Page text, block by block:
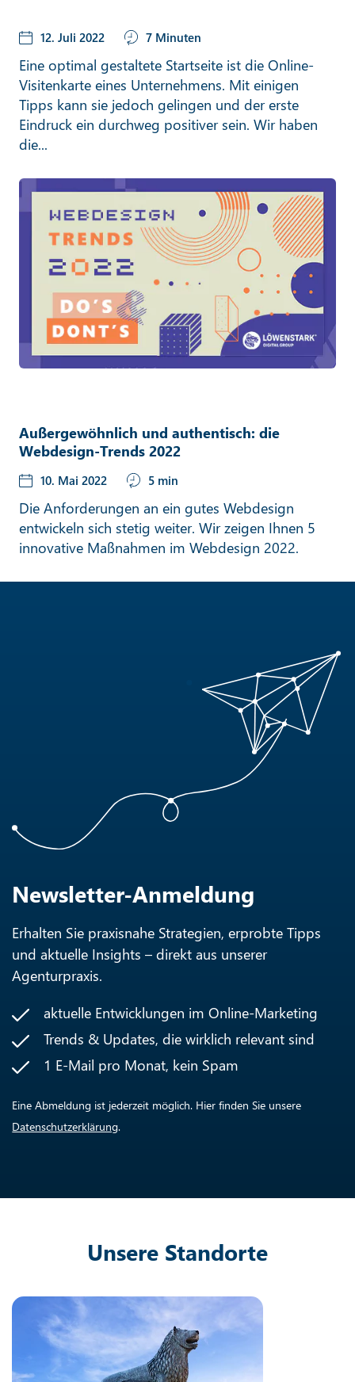
12. Juli 2022 7 Minuten
Eine optimal gestaltete Startseite ist die Online-
Visitenkarte eines Unternehmens. Mit einigen
Tipps kann sie jedoch gelingen und der erste
Eindruck ein durchweg positiver sein. Wir haben
die...
Außergewöhnlich und authentisch: die
Webdesign-Trends 2022
10. Mai 2022 5 min
Die Anforderungen an ein gutes Webdesign
entwickeln sich stetig weiter. Wir zeigen Ihnen 5
innovative Maßnahmen im Webdesign 2022.
Newsletter-Anmeldung
Erhalten Sie praxisnahe Strategien, erprobte Tipps
und aktuelle Insights – direkt aus unserer
Agenturpraxis.
aktuelle Entwicklungen im Online-Marketing
Trends & Updates, die wirklich relevant sind
1 E-Mail pro Monat, kein Spam
Eine Abmeldung ist jederzeit möglich. Hier finden Sie unsere
Datenschutzerklärung.
Unsere Standorte